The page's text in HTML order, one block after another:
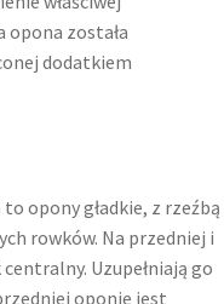
została
dodatkiem
opony gładkie, z rzeźbą
rowków. Na przedniej i
Uzupełniają go
oponie jest